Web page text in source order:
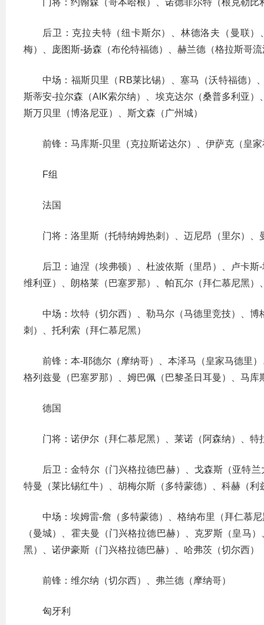
后卫：克拉夫特（纽卡斯尔）、林德洛夫（曼联
梅）、庞图斯-扬森（布伦特福德）、赫兰德（格拉斯哥
中场：福斯贝里（RB莱比锡）、塞马（沃特福德）
斯蒂安-拉尔森（AIK索尔纳）、埃克达尔（桑普多利亚
斯万贝里（博洛尼亚）、斯文森（广州城）
前锋：马库斯-贝里（克拉斯诺达尔）、伊萨克（皇
F组
法国
门将：洛里斯（托特纳姆热刺）、迈尼昂（里尔）、
后卫：迪涅（埃弗顿）、杜波依斯（里昂）、卢卡
维利亚）、朗格莱（巴塞罗那）、帕瓦尔（拜仁慕尼黑
中场：坎特（切尔西）、勒马尔（马德里竞技）、
刺）、托利索（拜仁慕尼黑）
前锋：本-耶德尔（摩纳哥）、本泽马（皇家马德里
格列兹曼（巴塞罗那）、姆巴佩（巴黎圣日耳曼）、马库
德国
门将：诺伊尔（拜仁慕尼黑）、莱诺（阿森纳）、特
后卫：金特尔（门兴格拉德巴赫）、戈森斯（亚特
特曼（莱比锡红牛）、胡梅尔斯（多特蒙德）、科赫（
中场：埃姆雷-詹（多特蒙德）、格纳布里（拜仁慕
（曼城）、霍夫曼（门兴格拉德巴赫）、克罗斯（皇马
黑）、诺伊豪斯（门兴格拉德巴赫）、哈弗茨（切尔西）
前锋：维尔纳（切尔西）、弗兰德（摩纳哥）
匈牙利